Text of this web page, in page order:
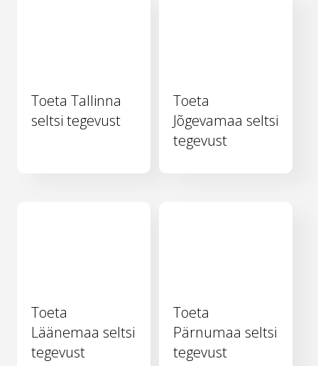
Toeta Tallinna
seltsi tegevust
Toeta
Jõgevamaa seltsi
tegevust
Toeta
Läänemaa seltsi
tegevust
Toeta
Pärnumaa seltsi
tegevust